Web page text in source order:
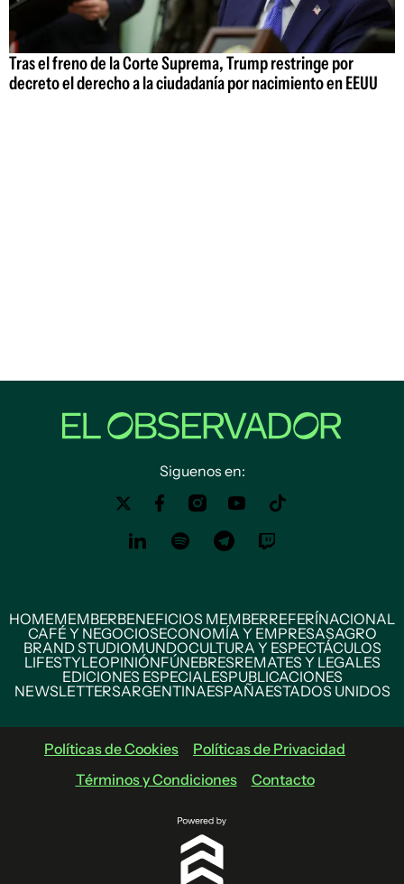
Tras el freno de la Corte Suprema, Trump restringe por
decreto el derecho a la ciudadanía por nacimiento en EEUU
Siguenos en:
HOMEMEMBERBENEFICIOS MEMBERREFERÍNACIONAL
CAFÉ Y NEGOCIOSECONOMÍA Y EMPRESASAGRO
BRAND STUDIOMUNDOCULTURA Y ESPECTÁCULOS
LIFESTYLEOPINIÓNFÚNEBRESREMATES Y LEGALES
EDICIONES ESPECIALESPUBLICACIONES
NEWSLETTERSARGENTINAESPAÑAESTADOS UNIDOS
Políticas de Cookies
Políticas de Privacidad
Términos y Condiciones
Contacto